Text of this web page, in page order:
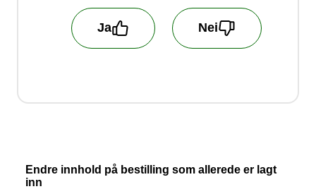
Ja Nei
misfornøyd med!
Endre innhold på bestilling som allerede er lagt
inn